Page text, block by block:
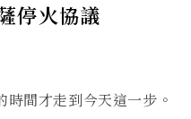
停火協議
間才走到今天這一步。